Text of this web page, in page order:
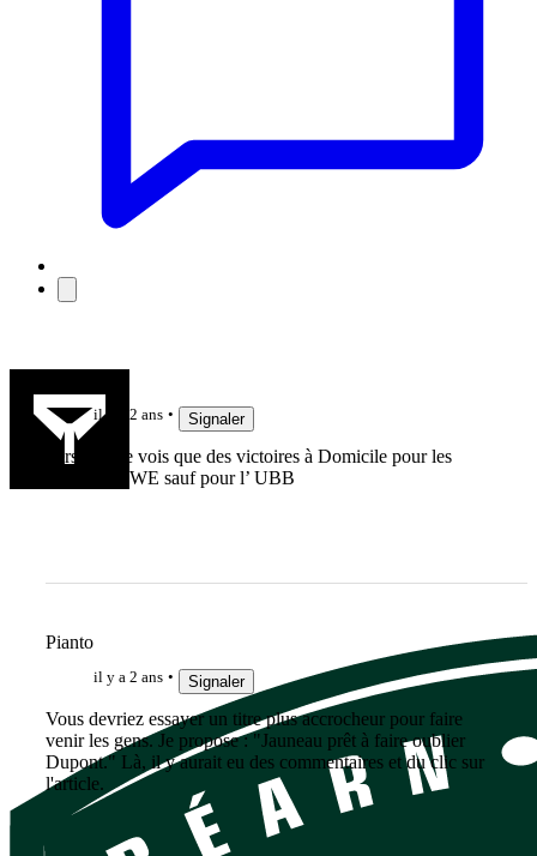
il y a 2 ans Signaler
Perso, je ne vois que des victoires à Domicile pour les
équipes ce WE sauf pour l’ UBB
Pianto
il y a 2 ans Signaler
Vous devriez essayer un titre plus accrocheur pour faire
venir les gens. Je propose : "Jauneau prêt à faire oublier
Dupont." Là, il y aurait eu des commentaires et du clic sur
l'article.